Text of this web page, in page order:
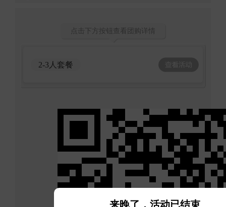
点击下方按钮查看团购详情
2-3人套餐
来晚了，活动已结束